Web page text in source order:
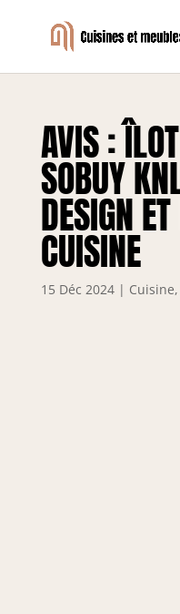
AVIS :
SOBUY
DESIGN
CUISINE
15 Déc 2024| Cuisine,